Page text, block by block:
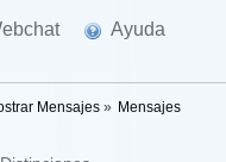
Ayuda
Mensajes» Mensajes